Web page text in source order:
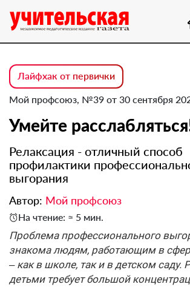
Лайфхак от первички
Мой профсоюз, №39 от 30 сентября
Умейте
Релаксация - отличный способ
профилактики
выгорания
Автор: Мой профсоюз
На чтение: ≈ 5 мин.
Проблема профессионального
знакома людям, работающим в
– как в школе, так и в детском саду.
детьми требует большой